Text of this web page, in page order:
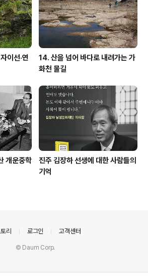
이선·연
14. 산을 넘어 바다로 내려가는 가
화천 물길
개운중학
진주 김장하 선생에 대한 사람들의
기억
리 로그인 고객센터
© Daum Corp.